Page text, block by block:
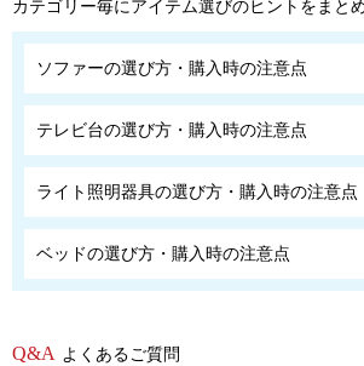
カテゴリー毎にアイテム選びのヒントをまと
ソファーの選び方・購入時の注意点
テレビ台の選び方・購入時の注意点
ライト照明器具の選び方・購入時の注意点
ベッドの選び方・購入時の注意点
よくあるご質問